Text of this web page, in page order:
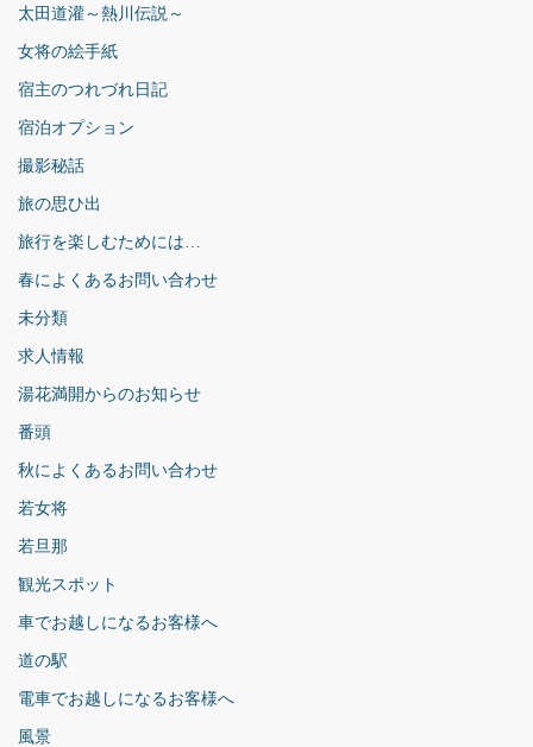
太田道灌～熱川伝説～
女将の絵手紙
宿主のつれづれ日記
宿泊オプション
撮影秘話
旅の思ひ出
旅行を楽しむためには…
春によくあるお問い合わせ
未分類
求人情報
湯花満開からのお知らせ
番頭
秋によくあるお問い合わせ
若女将
若旦那
観光スポット
車でお越しになるお客様へ
道の駅
電車でお越しになるお客様へ
風景